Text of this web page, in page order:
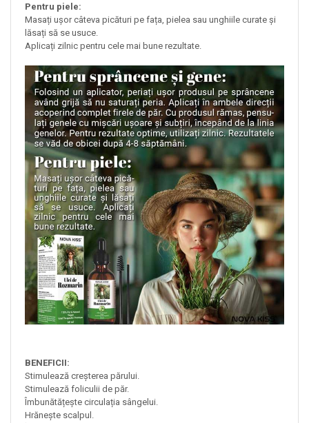
Pentru piele:
Masați ușor câteva picături pe fața, pielea sau unghiile curate și
lăsați să se usuce.
Aplicați zilnic pentru cele mai bune rezultate.
BENEFICII:
Stimulează creșterea părului.
Stimulează foliculii de păr.
Îmbunătățește circulația sângelui.
Hrănește scalpul.